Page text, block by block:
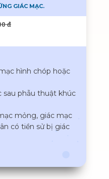
GIÁC MẠC.
hình chóp hoặc
sau phẫu thuật khúc
mỏng, giác mạc
có tiền sử bị giác
đ